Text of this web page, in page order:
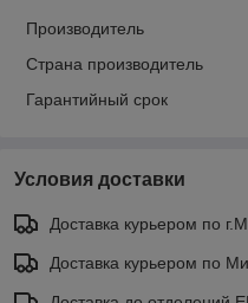
Производитель
Страна производитель
Гарантийный срок
Условия доставки
Доставка курьером по
Доставка курьером по